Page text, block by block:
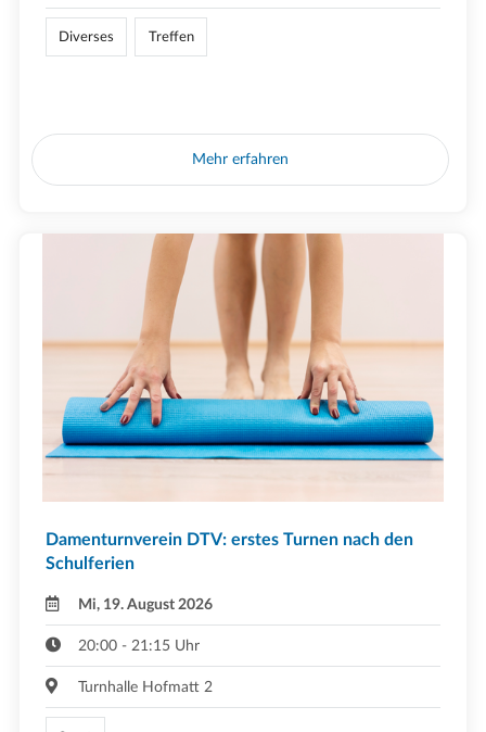
Diverses Treffen
Mehr erfahren
Damenturnverein DTV: erstes Turnen nach den
Schulferien
Mi, 19. August 2026
20:00 - 21:15 Uhr
Turnhalle Hofmatt 2